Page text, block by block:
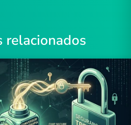
relacionados